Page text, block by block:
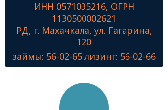
Лизинг
Наши проекты
Знамя Победы
ИНН 0571035216, ОГРН
1130500002621
РД, г. Махачкала, ул. Гагарина,
120
займы: 56-02-65 лизинг: 56-02-66